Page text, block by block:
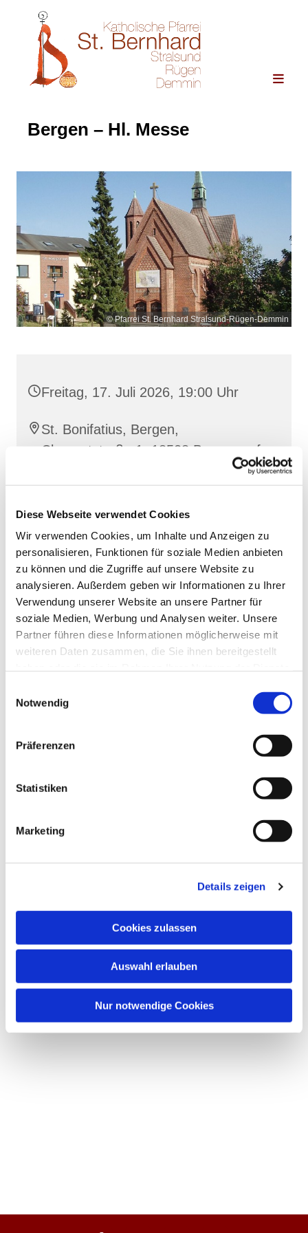
Diese Webseite verwendet Cookies
Wir verwenden Cookies, um Inhalte und Anzeigen zu
personalisieren, Funktionen für soziale Medien anbieten
zu können und die Zugriffe auf unsere Website zu
analysieren. Außerdem geben wir Informationen zu Ihrer
Verwendung unserer Website an unsere Partner für
soziale Medien, Werbung und Analysen weiter. Unsere
Partner führen diese Informationen möglicherweise mit
weiteren Daten zusammen, die Sie ihnen bereitgestellt
Notwendig
Präferenzen
Statistiken
Marketing
Details zeigen
Cookies zulassen
Auswahl erlauben
Nur notwendige Cookies
Bergen – Hl. Messe
© Pfarrei St. Bernhard Stralsund-Rügen-Demmin
Freitag, 17. Juli 2026, 19:00 Uhr
St. Bonifatius, Bergen,
Clementstraße 1, 18528 Bergen auf